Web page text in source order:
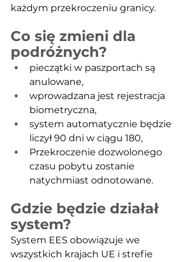
każdym przekroczeniu granicy.
Co się zmieni dla
podróżnych?
pieczątki w paszportach są
anulowane,
wprowadzana jest rejestracja
biometryczna,
system automatycznie będzie
liczył 90 dni w ciągu 180,
Przekroczenie dozwolonego
czasu pobytu zostanie
natychmiast odnotowane.
Gdzie będzie działał
system?
System EES obowiązuje we
wszystkich krajach UE i strefie